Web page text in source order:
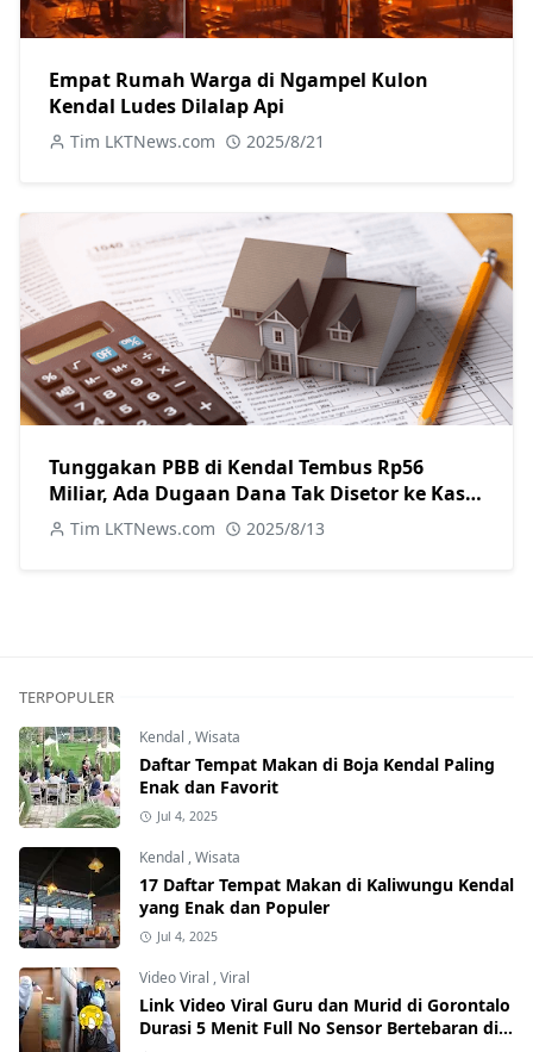
Empat Rumah Warga di Ngampel Kulon
Kendal Ludes Dilalap Api
Tim LKTNews.com 2025/8/21
Tunggakan PBB di Kendal Tembus Rp56
Miliar, Ada Dugaan Dana Tak Disetor ke Kas
Daerah
Tim LKTNews.com 2025/8/13
TERPOPULER
Kendal ,Wisata
Daftar Tempat Makan di Boja Kendal Paling
Enak dan Favorit
Jul 4, 2025
Kendal ,Wisata
17 Daftar Tempat Makan di Kaliwungu Kendal
yang Enak dan Populer
Jul 4, 2025
Video Viral ,Viral
Link Video Viral Guru dan Murid di Gorontalo
Durasi 5 Menit Full No Sensor Bertebaran di